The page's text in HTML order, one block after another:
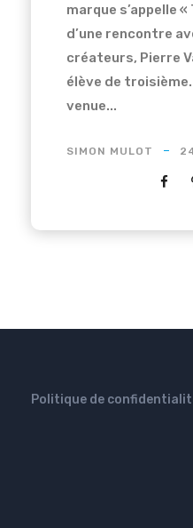
marque s’appelle
d’une rencontre
créateurs, Pierre
élève de troisième.
venue...
SIMON MULOT
Politique de